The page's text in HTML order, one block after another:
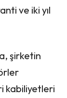
ve iki yıl
şirketin
kabiliyetleri